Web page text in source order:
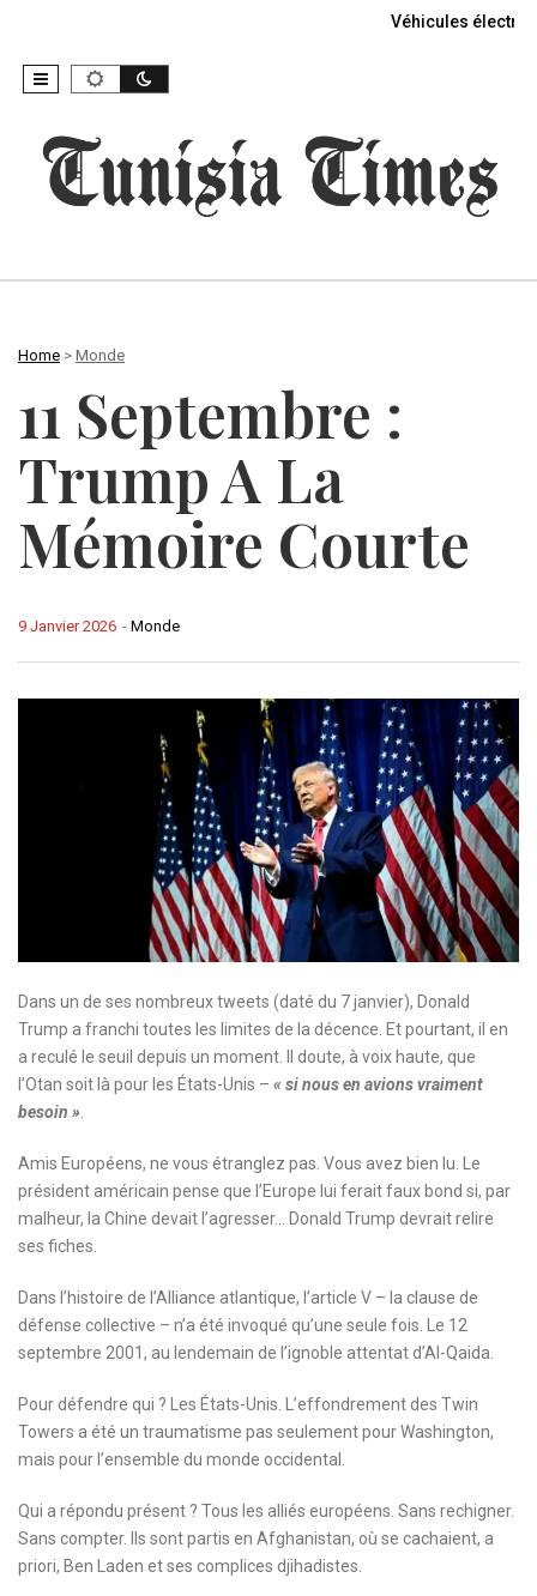
Véhicules
Home > Monde
11 Septembre :
Trump A La
Mémoire Courte
- Monde
9 Janvier 2026
Dans un de ses nombreux tweets (daté du 7 janvier), Donald
Trump a franchi toutes les limites de la décence. Et pourtant, il en
a reculé le seuil depuis un moment. Il doute, à voix haute, que
l’Otan soit là pour les États-Unis – « si nous en avions vraiment
besoin »
Amis Européens, ne vous étranglez pas. Vous avez bien lu. Le
président américain pense que l’Europe lui ferait faux bond si, par
malheur, la Chine devait l’agresser… Donald Trump devrait relire
ses fiches.
Dans l’histoire de l’Alliance atlantique, l’article V – la clause de
défense collective – n’a été invoqué qu’une seule fois. Le 12
septembre 2001, au lendemain de l’ignoble attentat d’Al-Qaida.
Pour défendre qui ? Les États-Unis. L’effondrement des Twin
Towers a été un traumatisme pas seulement pour Washington,
mais pour l’ensemble du monde occidental.
Qui a répondu présent ? Tous les alliés européens. Sans rechigner.
Sans compter. Ils sont partis en Afghanistan, où se cachaient, a
priori, Ben Laden et ses complices djihadistes.